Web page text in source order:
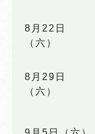
8月22日
（六）
8月29日
（六）